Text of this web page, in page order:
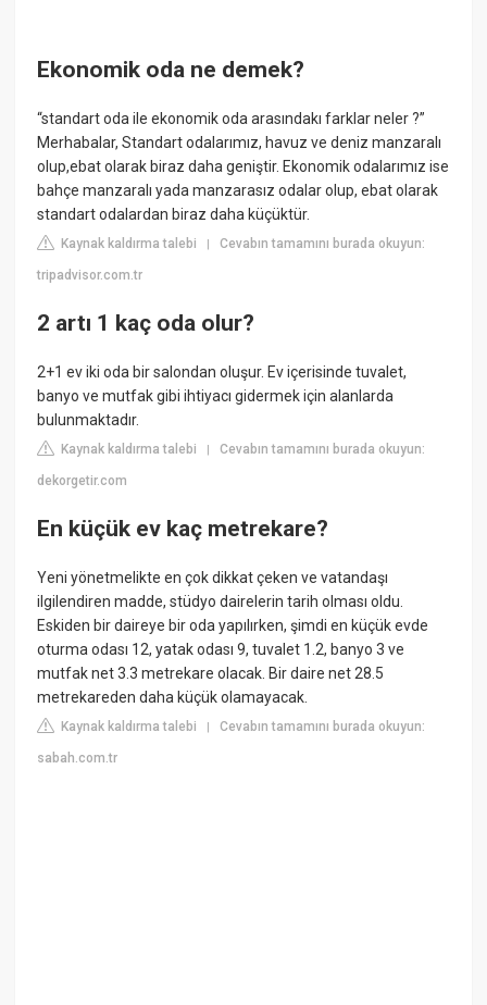
Ekonomik oda ne demek?
“standart oda ile ekonomik oda arasındakı farklar neler ?”
Merhabalar, Standart odalarımız, havuz ve deniz manzaralı
olup,ebat olarak biraz daha geniştir. Ekonomik odalarımız ise
bahçe manzaralı yada manzarasız odalar olup, ebat olarak
standart odalardan biraz daha küçüktür.
Kaynak kaldırma talebi |Cevabın tamamını burada okuyun:
tripadvisor.com.tr
2 artı 1 kaç oda olur?
2+1 ev iki oda bir salondan oluşur. Ev içerisinde tuvalet,
banyo ve mutfak gibi ihtiyacı gidermek için alanlarda
bulunmaktadır.
Kaynak kaldırma talebi |Cevabın tamamını burada okuyun:
dekorgetir.com
En küçük ev kaç metrekare?
Yeni yönetmelikte en çok dikkat çeken ve vatandaşı
ilgilendiren madde, stüdyo dairelerin tarih olması oldu.
Eskiden bir daireye bir oda yapılırken, şimdi en küçük evde
oturma odası 12, yatak odası 9, tuvalet 1.2, banyo 3 ve
mutfak net 3.3 metrekare olacak. Bir daire net 28.5
metrekareden daha küçük olamayacak.
Kaynak kaldırma talebi |Cevabın tamamını burada okuyun:
sabah.com.tr